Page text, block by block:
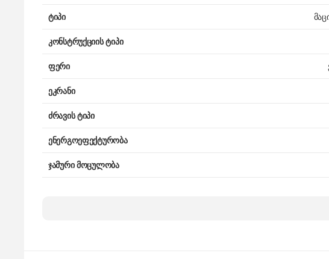
ტიპი
კონსტრუქციის ტიპი
ფერი
ეკრანი
ძრავის ტიპი
ენერგოეფექტურობა
ჯამური მოცულობა